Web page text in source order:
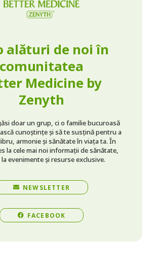
alături de noi în
comunitatea
Medicine by
Zenyth
doar un grup, ci o familie bucuroasă
cunoștințe și să te susțină pentru a
armonie și sănătate în viața ta. În
la cele mai noi informații de sănătate,
evenimente și resurse exclusive.
NEWSLETTER
FACEBOOK